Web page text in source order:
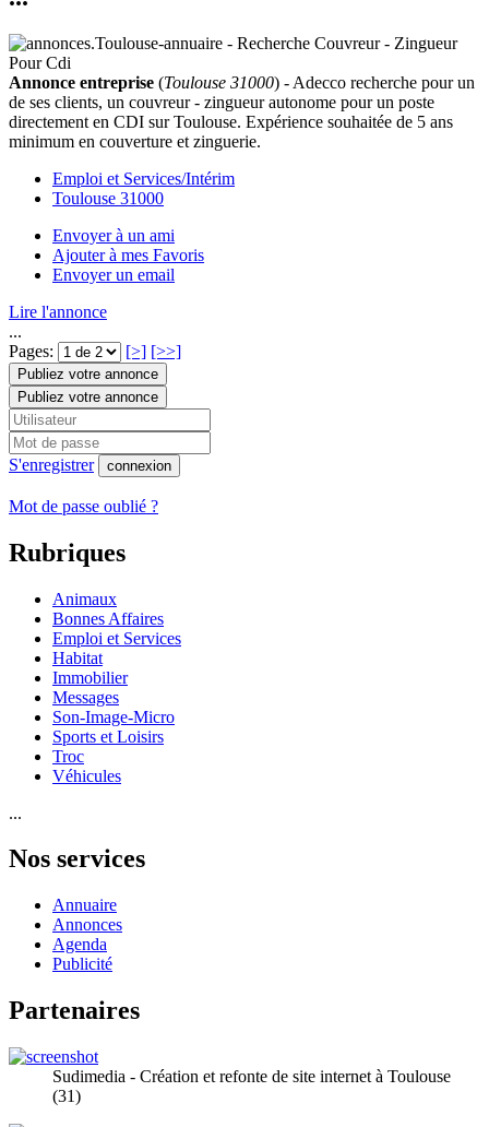
Annonce entreprise (Toulouse 31000) - Adecco recherche pour un
de ses clients, un couvreur - zingueur autonome pour un poste
directement en CDI sur Toulouse. Expérience souhaitée de 5 ans
minimum en couverture et zinguerie.
Emploi et Services/Intérim
Toulouse 31000
Envoyer à un ami
Ajouter à mes Favoris
Envoyer un email
Lire l'annonce
...
Pages:
[>] [>>]
Publiez votre annonce
Publiez votre annonce
S'enregistrer connexion
Mot de passe oublié ?
Rubriques
Animaux
Bonnes Affaires
Emploi et Services
Habitat
Immobilier
Messages
Son-Image-Micro
Sports et Loisirs
Troc
Véhicules
...
Nos services
Annuaire
Annonces
Agenda
Publicité
Partenaires
Sudimedia - Création et refonte de site internet à Toulouse
(31)